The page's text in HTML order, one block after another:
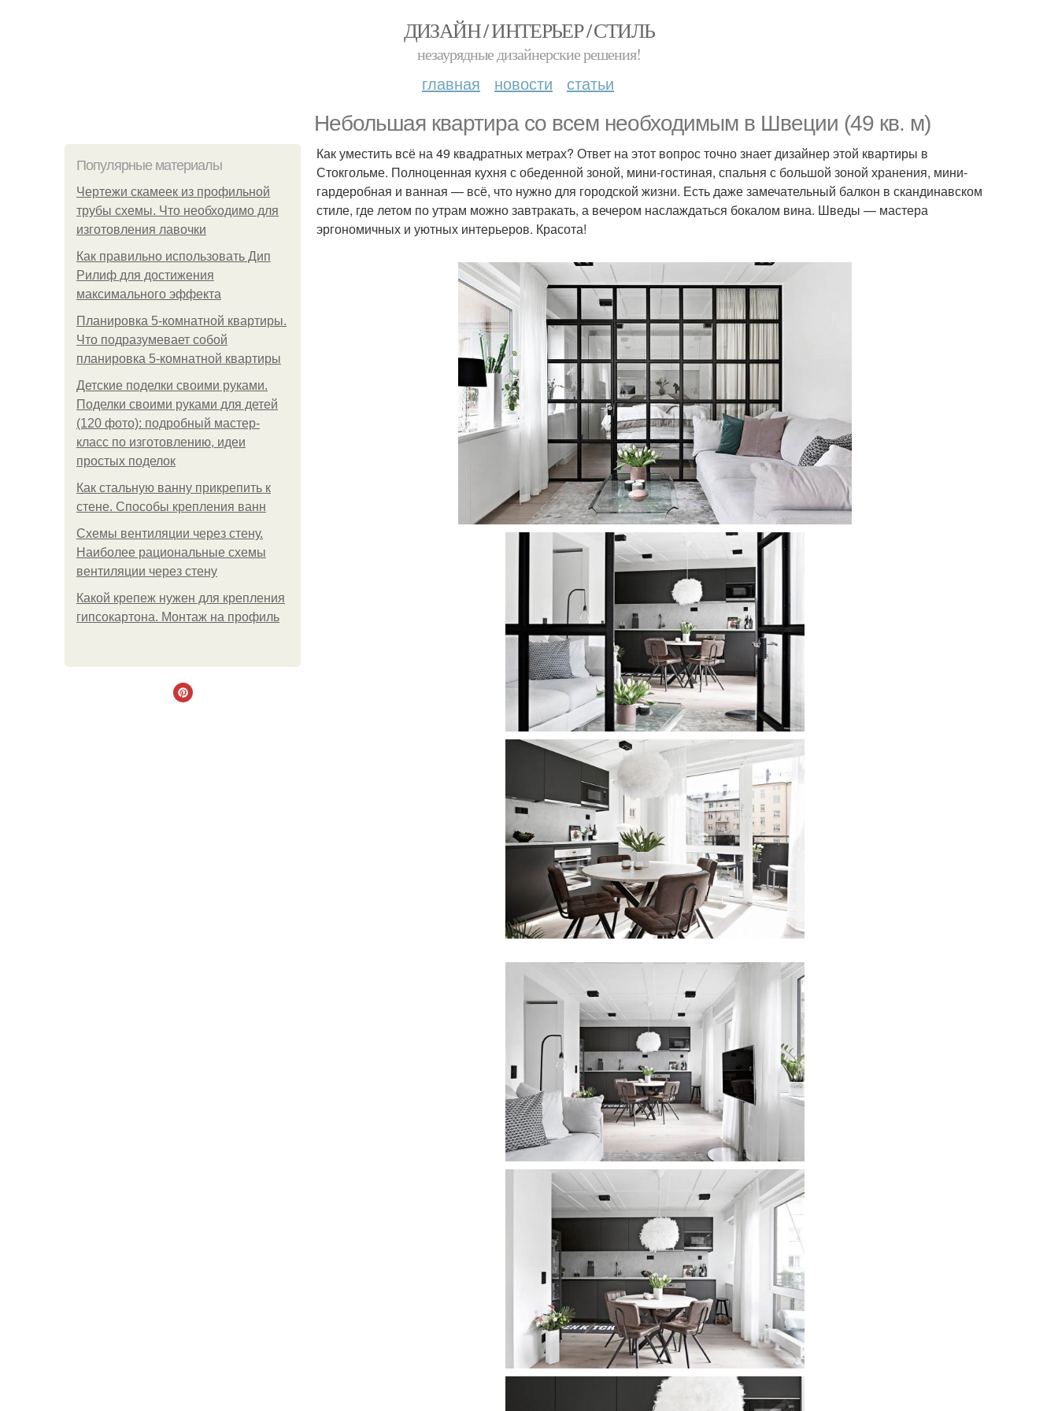
ДИЗАЙН / ИНТЕРЬЕР / СТИЛЬ
незаурядные дизайнерские решения!
главная новости статьи
Небольшая квартира со всем необходимым в Швеции (49 кв. м)
Популярные материалы
Чертежи скамеек из профильной
трубы схемы. Что необходимо для
изготовления лавочки
Как правильно использовать Дип
Рилиф для достижения
максимального эффекта
Планировка 5-комнатной квартиры.
Что подразумевает собой
планировка 5-комнатной квартиры
Детские поделки своими руками.
Поделки своими руками для детей
(120 фото): подробный мастер-
класс по изготовлению, идеи
простых поделок
Как стальную ванну прикрепить к
стене. Способы крепления ванн
Схемы вентиляции через стену.
Наиболее рациональные схемы
вентиляции через стену
Какой крепеж нужен для крепления
гипсокартона. Монтаж на профиль
Как уместить всё на 49 квадратных метрах? Ответ на этот вопрос точно знает дизайнер этой квартиры в
Стокгольме. Полноценная кухня с обеденной зоной, мини-гостиная, спальня с большой зоной хранения, мини-
гардеробная и ванная — всё, что нужно для городской жизни. Есть даже замечательный балкон в скандинавском
стиле, где летом по утрам можно завтракать, а вечером наслаждаться бокалом вина. Шведы — мастера
эргономичных и уютных интерьеров. Красота!